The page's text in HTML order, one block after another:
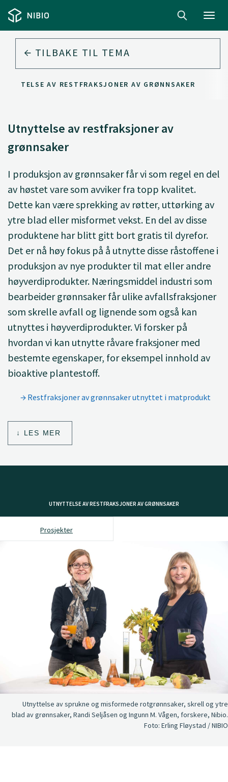
TILBAKE TIL TEMA
AV RESTFRAKSJONER AV GRØNNSAKER
Utnyttelse av restfraksjoner av
grønnsaker
I produksjon av grønnsaker får vi som regel en del
av høstet vare som avviker fra topp kvalitet.
Dette kan være sprekking av røtter, uttørking av
ytre blad eller misformet vekst. En del av disse
produktene har blitt gitt bort gratis til dyrefor.
Det er nå høy fokus på å utnytte disse råstoffene i
produksjon av nye produkter til mat eller andre
høyverdiprodukter. Næringsmiddel industri som
bearbeider grønnsaker får ulike avfallsfraksjoner
som skrelle avfall og lignende som også kan
utnyttes i høyverdiprodukter. Vi forsker på
hvordan vi kan utnytte råvare fraksjoner med
bestemte egenskaper, for eksempel innhold av
bioaktive plantestoff.
Restfraksjoner av grønnsaker utnyttet i matprodukt
LES MER
UTNYTTELSE AV RESTFRAKSJONER AV GRØNNSAKER
Prosjekter
Utnyttelse av sprukne og misformede rotgrønnsaker, skrell og ytre
blad av grønnsaker, Randi Seljåsen og Ingunn M. Vågen, forskere, Nibio.
Foto: Erling Fløystad / NIBIO